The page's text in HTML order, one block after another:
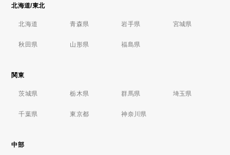
北海道/東北
北海道 青森県 岩手県 宮城県
秋田県 山形県 福島県
関東
茨城県 栃木県 群馬県 埼玉県
千葉県 東京都 神奈川県
中部